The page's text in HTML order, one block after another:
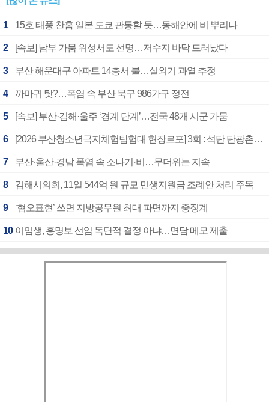
1 15호 태풍 찬홈 일본 도쿄 관통할 듯…동해안에 비 뿌리나
2 [속보] 남부 가뭄 위성서도 선명…저수지 바닥 드러났다
3 부산 해운대구 아파트 14층서 불…실외기 과열 추정
4 까마귀 탓?…폭염 속 부산 북구 986가구 정전
5 [속보] 부산·김해·울주 ‘경계 단계’…전국 48개 시군 가뭄
6 [2026 부산청소년극지체험탐험대 현장르포] 3회 : 석탄 탄광촌에서 북극 연구의 중심지로
7 부산·울산·경남 폭염 속 소나기·비…무더위는 지속
8 김해시의회, 11일 544억 원 규모 민생지원금 조례안 처리 주목
9 ‘혐오표현’ 쓰면 지방공무원 최대 파면까지 중징계
10 이임생, 홍명보 선임 독단적 결정 아냐…면담 메모 제출